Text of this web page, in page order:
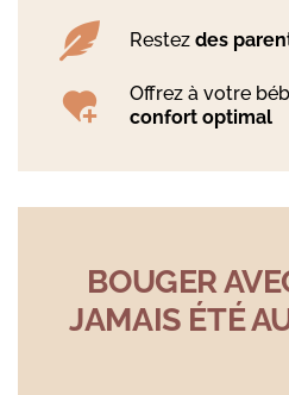
Restez des
Offrez à votre
confort optimal
BOUGER
JAMAIS ÉTÉ